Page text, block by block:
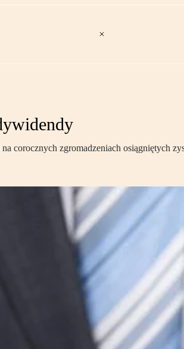
corocznych zgromadzeniach osiągniętych